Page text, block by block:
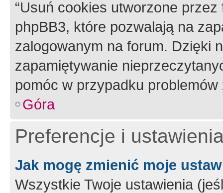
“Usuń cookies utworzone
phpBB3, które pozwalają na
zalogowanym na forum. Dzięki
zapamiętywanie
pomóc w przypadku
Góra
Preferencje i
Jak mogę zmienić moje
Wszystkie Twoje ustawienia